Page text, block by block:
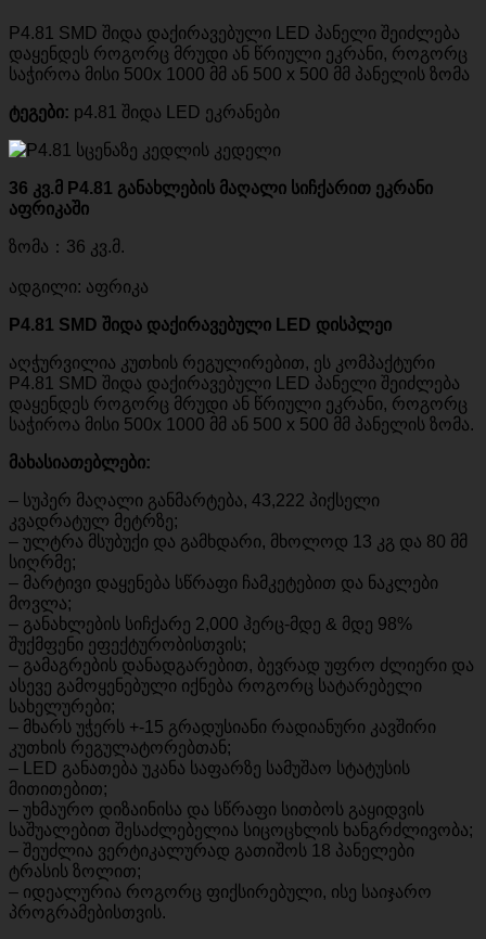
P4.81 SMD შიდა დაქირავებული LED პანელი შეიძლება
დაყენდეს როგორც მრუდი ან წრიული ეკრანი, როგორც
საჭიროა მისი 500x 1000 მმ ან 500 x 500 მმ პანელის ზომა
ტეგები: p4.81 შიდა LED ეკრანები
36 კვ.მ P4.81 განახლების მაღალი სიჩქარით ეკრანი
აფრიკაში
ზომა：36 კვ.მ.
ადგილი: აფრიკა
P4.81 SMD შიდა დაქირავებული LED დისპლეი
აღჭურვილია კუთხის რეგულირებით, ეს კომპაქტური
P4.81 SMD შიდა დაქირავებული LED პანელი შეიძლება
დაყენდეს როგორც მრუდი ან წრიული ეკრანი, როგორც
საჭიროა მისი 500x 1000 მმ ან 500 x 500 მმ პანელის ზომა.
მახასიათებლები:
– სუპერ მაღალი განმარტება, 43,222 პიქსელი
კვადრატულ მეტრზე;
– ულტრა მსუბუქი და გამხდარი, მხოლოდ 13 კგ და 80 მმ
სიღრმე;
– მარტივი დაყენება სწრაფი ჩამკეტებით და ნაკლები
მოვლა;
– განახლების სიჩქარე 2,000 ჰერც-მდე & მდე 98%
შუქმფენი ეფექტურობისთვის;
– გამაგრების დანადგარებით, ბევრად უფრო ძლიერი და
ასევე გამოყენებული იქნება როგორც სატარებელი
სახელურები;
– მხარს უჭერს +-15 გრადუსიანი რადიანური კავშირი
კუთხის რეგულატორებთან;
– LED განათება უკანა საფარზე სამუშაო სტატუსის
მითითებით;
– უხმაურო დიზაინისა და სწრაფი სითბოს გაყიდვის
საშუალებით შესაძლებელია სიცოცხლის ხანგრძლივობა;
– შეუძლია ვერტიკალურად გათიშოს 18 პანელები
ტრასის ზოლით;
– იდეალურია როგორც ფიქსირებული, ისე საიჯარო
პროგრამებისთვის.